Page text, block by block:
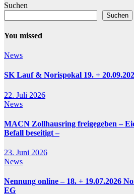
Suchen
Suchen
You missed
News
SK Lauf & Norispokal 19. +
22. Juli 2026
News
MACN Zollhausring freigegeben –
Befall beseitigt –
23. Juni 2026
News
Nennung online – 18. + 19.07.2026
EG